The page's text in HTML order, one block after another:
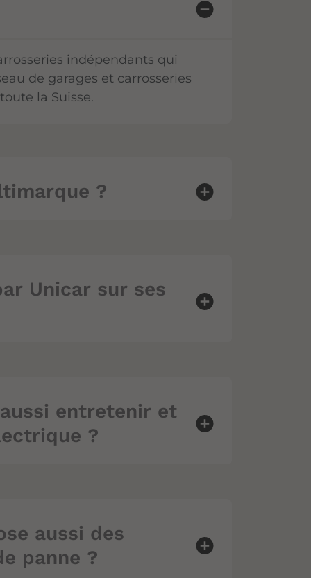
indépendants qui
de garages et carrosseries
la Suisse.
?
Unicar sur ses
entretenir et
?
aussi des
panne ?